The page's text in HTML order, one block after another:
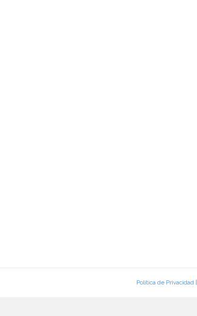
Política de Privacidad|